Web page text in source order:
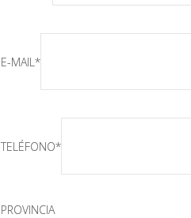
E-MAIL*
TELÉFONO*
PROVINCIA